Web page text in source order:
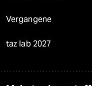
Vergangene
taz lab 2027